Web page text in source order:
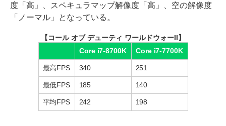
度「高」、スペキュラマップ解像度「高」、空の解像度
「ノーマル」となっている。
【コール オブ デューティ ワールドウォーII】
Core i7-8700K
Core i7-7700K
最高FPS 340 251
最低FPS 185 140
平均FPS 242 198